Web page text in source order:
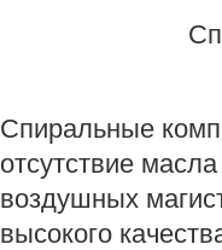
Спиральные
отсутствие
воздушных
высокого